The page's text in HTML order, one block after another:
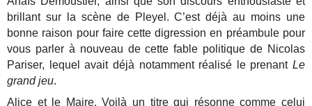
brillant sur la scène de Pleyel. C’est déjà au moins une
bonne raison pour faire cette digression en préambule pour
vous parler à nouveau de cette fable politique de Nicolas
Pariser, lequel avait déjà notamment réalisé le prenant Le
grand jeu.
Alice et le Maire. Voilà un titre qui résonne comme celui